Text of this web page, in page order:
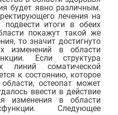
будет явно различным.
лечения на
итоги в обеих
покажут такой же
то значит достигнуто
изменений в области
Если структура
линий соматической
к состоянию, которое
остеопат может
ввести в действие
изменения в области
Следующее